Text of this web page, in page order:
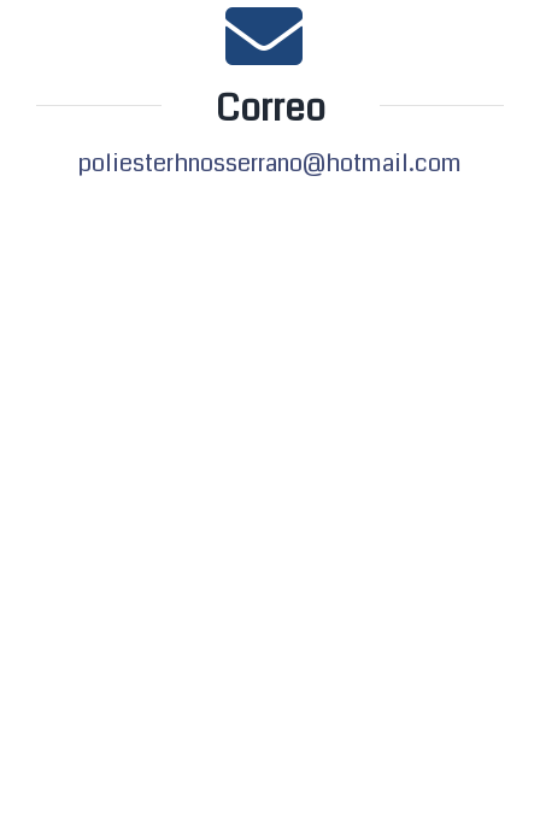
Correo
poliesterhnosserrano@hotmail.com